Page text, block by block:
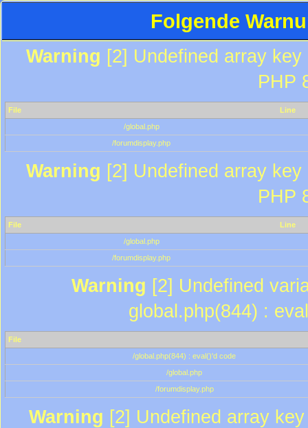
Folgende
Warning [2] Undefined array
PHP
File
Line
/global.php
/forumdisplay.php
Warning [2] Undefined array
PHP
File
Line
/global.php
/forumdisplay.php
Warning [2] Undefined
global.php(844) :
File
/global.php(844) : eval()'d code
/global.php
/forumdisplay.php
Warning [2] Undefined array